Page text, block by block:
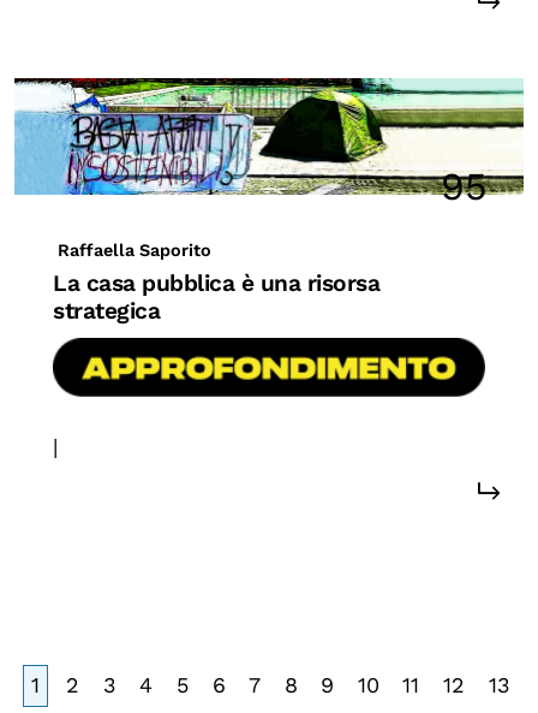
95
Raffaella Saporito
La casa pubblica è una risorsa
strategica
|
1 2 3 4 5 6 7 8 9 10 11 12
13